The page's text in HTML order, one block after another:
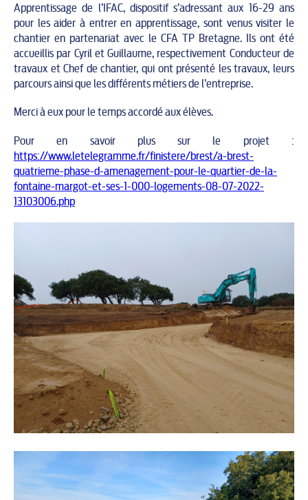
Apprentissage de l’IFAC, dispositif s’adressant aux 16-29 ans
pour les aider à entrer en apprentissage, sont venus visiter le
chantier en partenariat avec le CFA TP Bretagne. Ils ont été
accueillis par Cyril et Guillaume, respectivement Conducteur de
travaux et Chef de chantier, qui ont présenté les travaux, leurs
parcours ainsi que les différents métiers de l’entreprise.
Merci à eux pour le temps accordé aux élèves.
Pour en savoir plus sur le projet :
https://www.letelegramme.fr/finistere/brest/a-brest-
quatrieme-phase-d-amenagement-pour-le-quartier-de-la-
fontaine-margot-et-ses-1-000-logements-08-07-2022-
13103006.php